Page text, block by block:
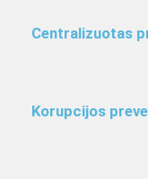
Centralizuotas
Korupcijos